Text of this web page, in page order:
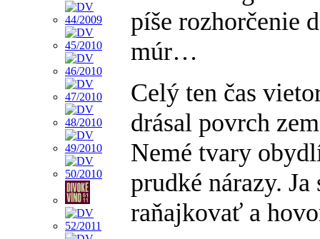
píše rozhorčenie
múr…
Celý ten čas
drásal povrch
Nemé tvary
prudké nárazy.
raňajkovať a